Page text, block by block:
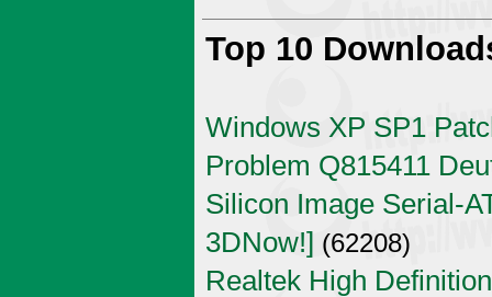
Top 10
Windows XP SP1
Problem Q815411
Silicon Image Serial-
3DNow!] (62208)
Realtek High